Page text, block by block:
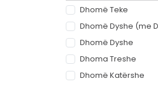
Dhomë Teke
Dhomë Dyshe (me
Dhomë Dyshe
Dhoma Treshe
Dhomë Katërshe